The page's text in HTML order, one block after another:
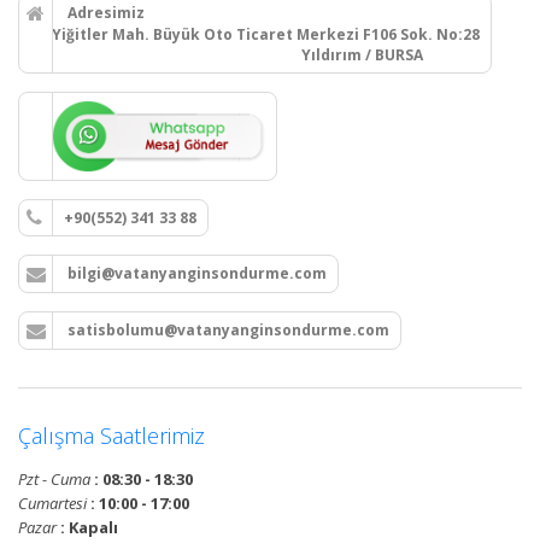
Adresimiz
Yiğitler Mah. Büyük Oto Ticaret Merkezi F106 Sok. No:28
Yıldırım / BURSA
+90(552) 341 33 88
bilgi@vatanyanginsondurme.com
satisbolumu@vatanyanginsondurme.com
Çalışma Saatlerimiz
Pzt - Cuma : 08:30 - 18:30
Cumartesi: 10:00 - 17:00
Pazar: Kapalı